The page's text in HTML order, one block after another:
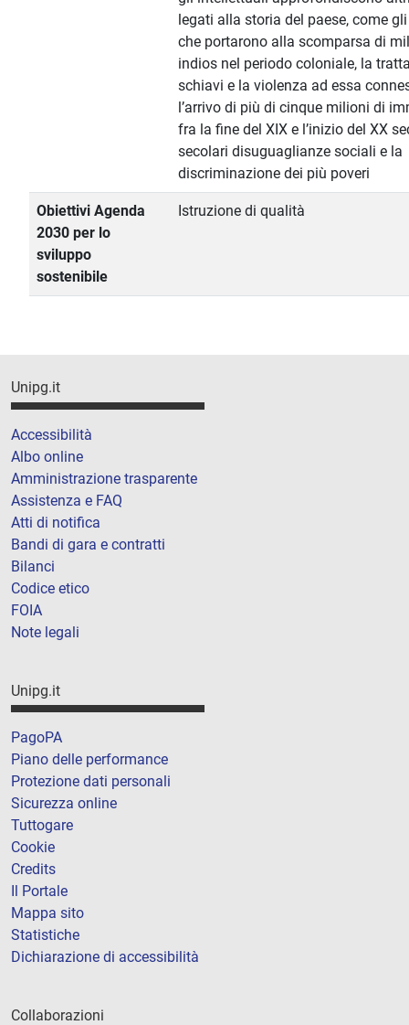
legati alla storia del paese, come
che portarono alla scomparsa di
indios nel periodo coloniale, la
schiavi e la violenza ad essa
l’arrivo di più di cinque milioni di
fra la fine del XIX e l’inizio del XX
secolari disuguaglianze sociali e la
discriminazione dei più poveri
Obiettivi Agenda
2030 per lo
sviluppo
sostenibile
Istruzione di qualità
Unipg.it
Accessibilità
Albo online
Amministrazione trasparente
Assistenza e FAQ
Atti di notifica
Bandi di gara e contratti
Bilanci
Codice etico
FOIA
Note legali
Unipg.it
PagoPA
Piano delle performance
Protezione dati personali
Sicurezza online
Tuttogare
Cookie
Credits
Il Portale
Mappa sito
Statistiche
Dichiarazione di accessibilità
Collaborazioni